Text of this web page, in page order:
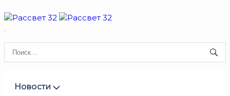
Новости